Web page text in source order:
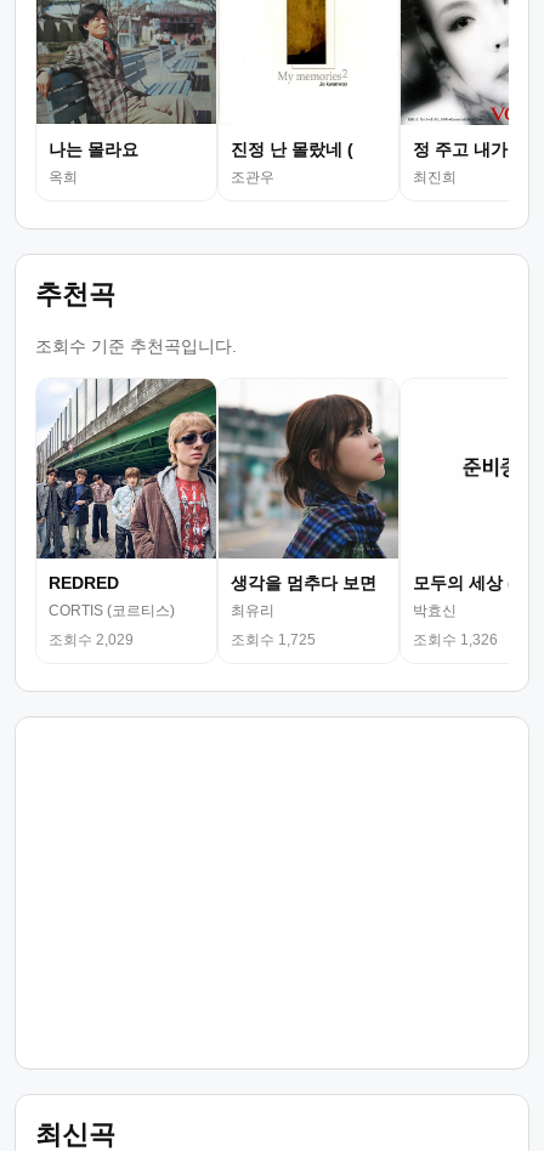
나는 몰라요
옥희
진정 난 몰랐네 (
조관우
정 주고 내가 우
최진희
추천곡
조회수 기준 추천곡입니다.
REDRED
CORTIS (코르티스)
조회수 2,029
생각을 멈추다 보면
최유리
조회수 1,725
모두의 세상 (뮤
박효신
조회수 1,326
최신곡